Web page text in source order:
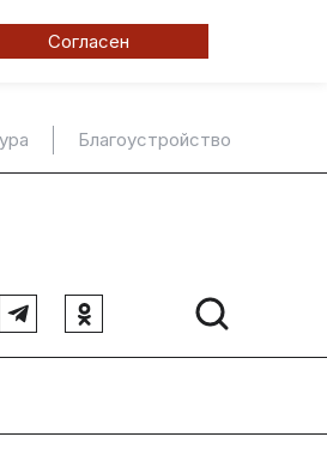
Согласен
Благоустройство